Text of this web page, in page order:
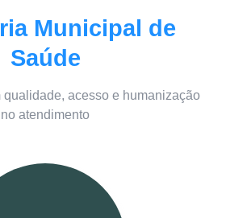
Municipal de
Saúde
acesso e humanização
no atendimento